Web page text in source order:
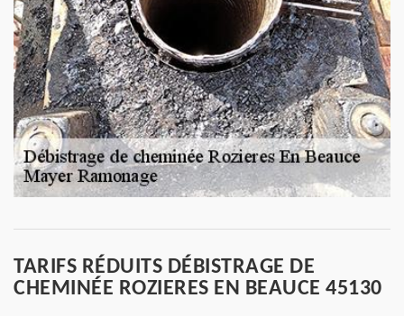
TARIFS RÉDUITS DÉBISTRAGE DE
CHEMINÉE ROZIERES EN BEAUCE 45130